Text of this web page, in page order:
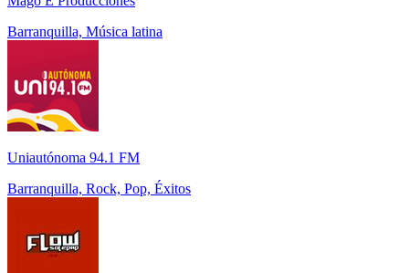
Barranquilla, Música latina
Uniautónoma 94.1 FM
Barranquilla, Rock, Pop, Éxitos